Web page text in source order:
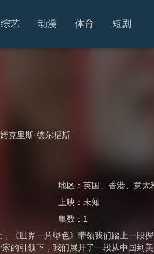
综艺 动漫 体育 短剧
克里斯·德尔福斯
地区：英国 、香港 、意大
上映：未知
集数： 1
《世界一片绿色》带领我们踏上一段
的引领下，我们展开了一段从中国到美